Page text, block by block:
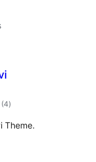
(4valoracións
totais
)
Theme.